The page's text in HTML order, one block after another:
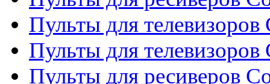
Пульты для телевизоров
Пульты для телевизоров
Пульты для ресиверов